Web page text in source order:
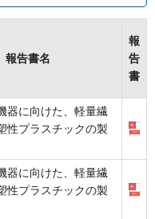
報告書名
報
告
書
器に向けた、軽量繊
性プラスチックの製
器に向けた、軽量繊
性プラスチックの製